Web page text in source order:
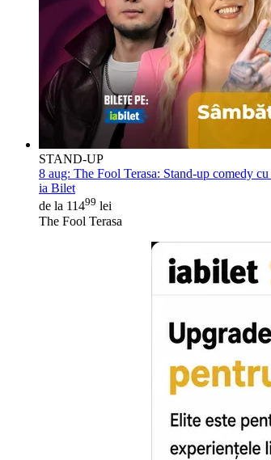
STAND-UP
8 aug: The Fool Terasa: Stand-up comedy cu
ia Bilet
de la 11499 lei
The Fool Terasa